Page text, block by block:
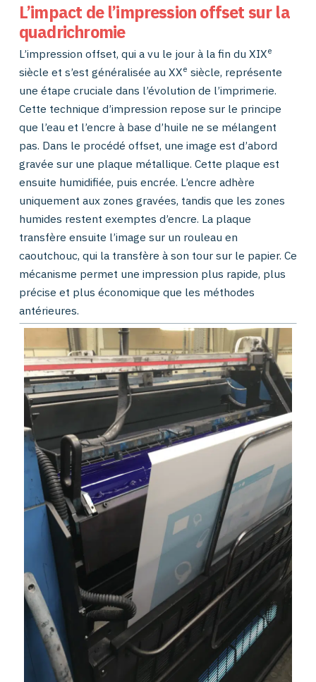
L’impact de l’impression offset sur la
quadrichromie
L’impression offset, qui a vu le jour à la fin du XIXe
siècle et s’est généralisée au XXe siècle, représente
une étape cruciale dans l’évolution de l’imprimerie.
Cette technique d’impression repose sur le principe
que l’eau et l’encre à base d’huile ne se mélangent
pas. Dans le procédé offset, une image est d’abord
gravée sur une plaque métallique. Cette plaque est
ensuite humidifiée, puis encrée. L’encre adhère
uniquement aux zones gravées, tandis que les zones
humides restent exemptes d’encre. La plaque
transfère ensuite l’image sur un rouleau en
caoutchouc, qui la transfère à son tour sur le papier. Ce
mécanisme permet une impression plus rapide, plus
précise et plus économique que les méthodes
antérieures.